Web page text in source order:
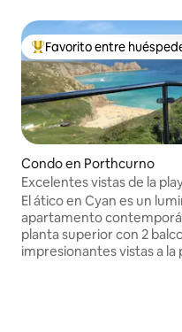
Favorito entre
Favorito entre
Condo en Porthcurno
Excelentes vistas de la
Porthcurno - 6 plazas
El ático en Cyan es un
apartamento
planta superior con 2
impresionantes vistas a la